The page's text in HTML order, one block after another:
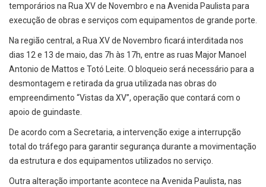
temporários na Rua XV de Novembro e na Avenida Paulista para
execução de obras e serviços com equipamentos de grande porte.
Na região central, a Rua XV de Novembro ficará interditada nos
dias 12 e 13 de maio, das 7h às 17h, entre as ruas Major Manoel
Antonio de Mattos e Totó Leite. O bloqueio será necessário para a
desmontagem e retirada da grua utilizada nas obras do
empreendimento “Vistas da XV”, operação que contará com o
apoio de guindaste.
De acordo com a Secretaria, a intervenção exige a interrupção
total do tráfego para garantir segurança durante a movimentação
da estrutura e dos equipamentos utilizados no serviço.
Outra alteração importante acontece na Avenida Paulista, nas